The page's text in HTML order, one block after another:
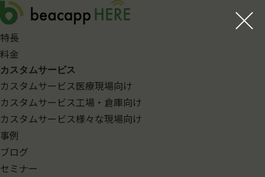
コ
ン
テ
ン
ツ
へ
ス
キ
ッ
プ
特長
料金
カスタムサービス
カスタムサービス医療現場向け
カスタムサービス工場・倉庫向け
カスタムサービス様々な現場向け
事例
ブログ
セミナー